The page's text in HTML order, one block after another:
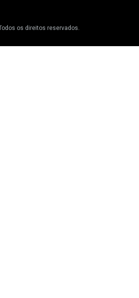
os direitos reservados.